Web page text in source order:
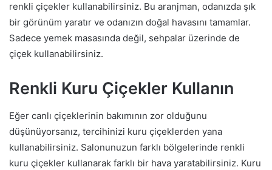
renkli çiçekler kullanabilirsiniz. Bu aranjman, odanızda şık
bir görünüm yaratır ve odanızın doğal havasını tamamlar.
Sadece yemek masasında değil, sehpalar üzerinde de
çiçek kullanabilirsiniz.
Renkli Kuru Çiçekler Kullanın
Eğer canlı çiçeklerinin bakımının zor olduğunu
düşünüyorsanız, tercihinizi kuru çiçeklerden yana
kullanabilirsiniz. Salonunuzun farklı bölgelerinde renkli
kuru çiçekler kullanarak farklı bir hava yaratabilirsiniz. Kuru